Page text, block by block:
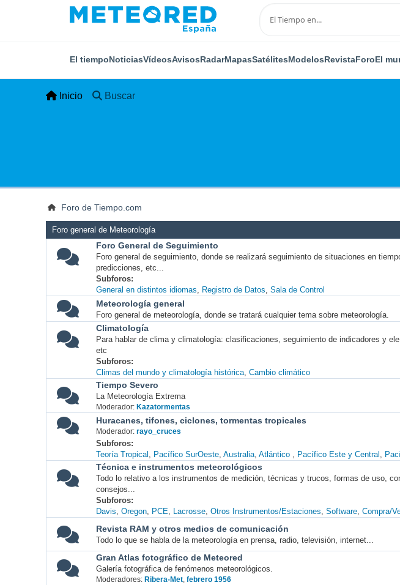
El tiempoNoticiasVídeosAvisosRadarMapasSatélitesModelosRevistaForoEl
Inicio Buscar
Foro de Tiempo.com
Foro general de Meteorología
Foro General de Seguimiento
Foro general de seguimiento, donde se realizará seguimiento de situaciones en
predicciones, etc...
Subforos
General en distintos idiomas
Registro de Datos Sala de Control
Meteorología general
Foro general de meteorología, donde se tratará cualquier tema sobre meteorología.
Climatología
Para hablar de clima y climatología: clasificaciones, seguimiento de indicadores y
etc
Subforos
Climas del mundo y climatología histórica Cambio climático
Tiempo Severo
La Meteorología Extrema
Moderador: Kazatormentas
Huracanes, tifones, ciclones, tormentas tropicales
Moderador: rayo_cruces
Subforos
Teoría Tropical
Pacífico SurOeste Australia Atlántico Pacífico Este y Central
Técnica e instrumentos meteorológicos
Todo lo relativo a los instrumentos de medición, técnicas y trucos, formas de uso,
consejos...
Subforos
Davis Oregon PCE Lacrosse Otros Instrumentos/Estaciones Software Compra/
Revista RAM y otros medios de comunicación
Todo lo que se habla de la meteorología en prensa, radio, televisión, internet...
Gran Atlas fotográfico de Meteored
Galería fotográfica de fenómenos meteorológicos.
Moderadores: Ribera-Met, febrero 1956